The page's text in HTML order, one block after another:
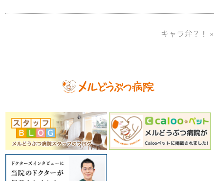
キャラ弁？！ »